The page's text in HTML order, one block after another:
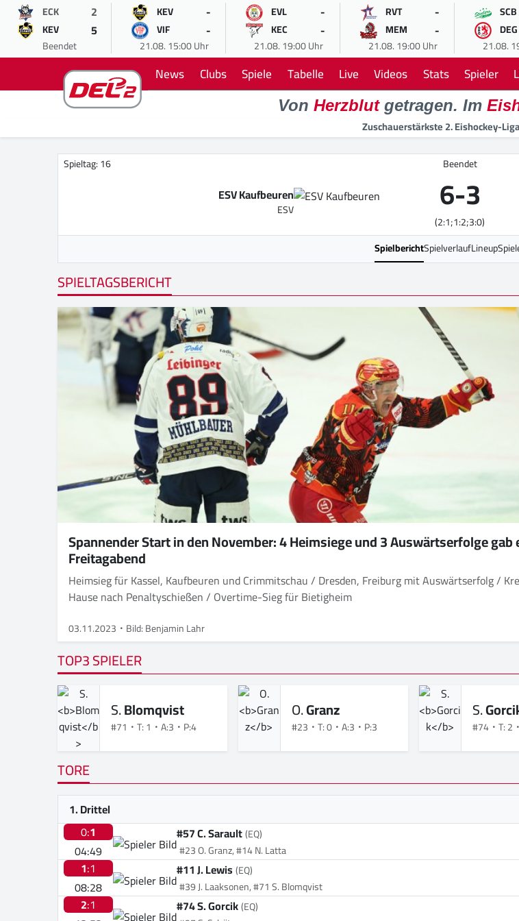
ECK 2
KEV 5
Beendet
KEV -
VIF -
21.08. 15:00 Uhr
EVL -
KEC -
21.08. 19:00 Uhr
RVT -
MEM -
21.08. 19:00 Uhr
SCB
DEG
21.08.
News Clubs Spiele Tabelle Live Videos Stats Spieler
Von Herzblutgetragen. Im
Zuschauerstärkste 2. Eishockey-
Spieltag: 16 Beendet
ESV Kaufbeuren
ESV 6-3
(2:1;1:2;3:0)
SpielberichtSpielverlaufLineup
SPIELTAGSBERICHT
Spannender Start in den November: 4 Heimsiege und 3 Auswärtserfolge gab
Freitagabend
Heimsieg für Kassel, Kaufbeuren und Crimmitschau / Dresden, Freiburg mit Auswärtserfolg / Krefeld siegt zu
Hause nach Penaltyschießen / Overtime-Sieg für Bietigheim
03.11.2023 Bild: Benjamin Lahr
TOP3 SPIELER
S.Blomqvist
#71 T: 1 A:3 P:4
O.Granz
#23 T: 0 A:3 P:3
S.
#74 T: 2
TORE
1. Drittel
0:1
04:49
#57 C. Sarault(EQ)
#23 O. Granz, #14 N. Latta
1:1
08:28
#11 J. Lewis(EQ)
#39 J. Laaksonen, #71 S. Blomqvist
2:1
#74 S. Gorcik(EQ)